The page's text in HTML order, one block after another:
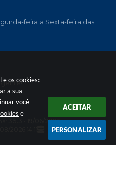
os cookies:
a sua
você
e
ACEITAR
PERSONALIZAR
feira a Sexta-feira das
3.5.3 - 19/06/2026
Dados Abertos